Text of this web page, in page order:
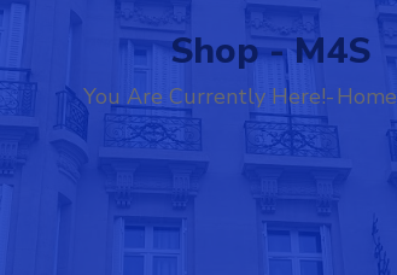
Shop - M4S
You Are Currently Here!-Home